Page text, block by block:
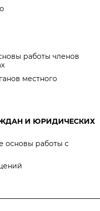
работы членов
местного
И ЮРИДИЧЕСКИХ
основы работы с